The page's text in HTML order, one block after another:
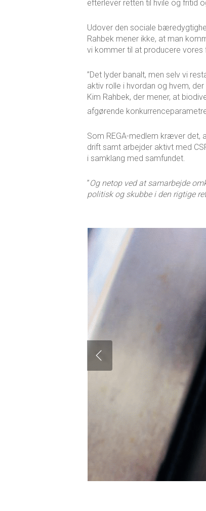
efterlever retten til hvile og fritid
Udover den sociale
Rahbek mener ikke, at man
vi kommer til at producere vores
”Det lyder banalt, men selv vi
aktiv rolle i hvordan og hvem,
Kim Rahbek, der mener, at
afgørende
Som REGA-medlem kræver det,
drift samt arbejder aktivt med
i samklang med samfundet.
”Og netop ved at samarbejde
politisk og skubbe i den rigtige